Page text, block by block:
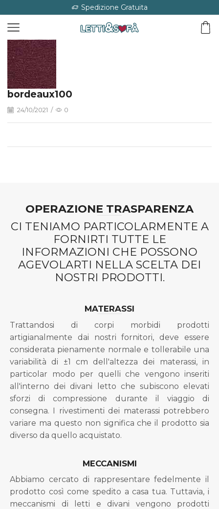
Spedizione Gratuita
bordeaux100
24/10/2021 / 0
OPERAZIONE TRASPARENZA
CI TENIAMO PARTICOLARMENTE A
FORNIRTI TUTTE LE
INFORMAZIONI CHE POSSONO
AGEVOLARTI NELLA SCELTA DEI
NOSTRI PRODOTTI.
MATERASSI
Trattandosi di corpi morbidi prodotti
artigianalmente dai nostri fornitori, deve essere
considerata pienamente normale e tollerabile una
variabilità di ±1 cm dell'altezza dei materassi, in
particolar modo per quelli che vengono inseriti
all'interno dei divani letto che subiscono elevati
sforzi di compressione durante il viaggio di
consegna. I rivestimenti dei materassi potrebbero
variare ma questo non significa che il prodotto sia
diverso da quello acquistato.
MECCANISMI
Abbiamo cercato di rappresentare fedelmente il
prodotto così come spedito a casa tua. Tuttavia, i
meccanismi di letti e divani vengono prodotti